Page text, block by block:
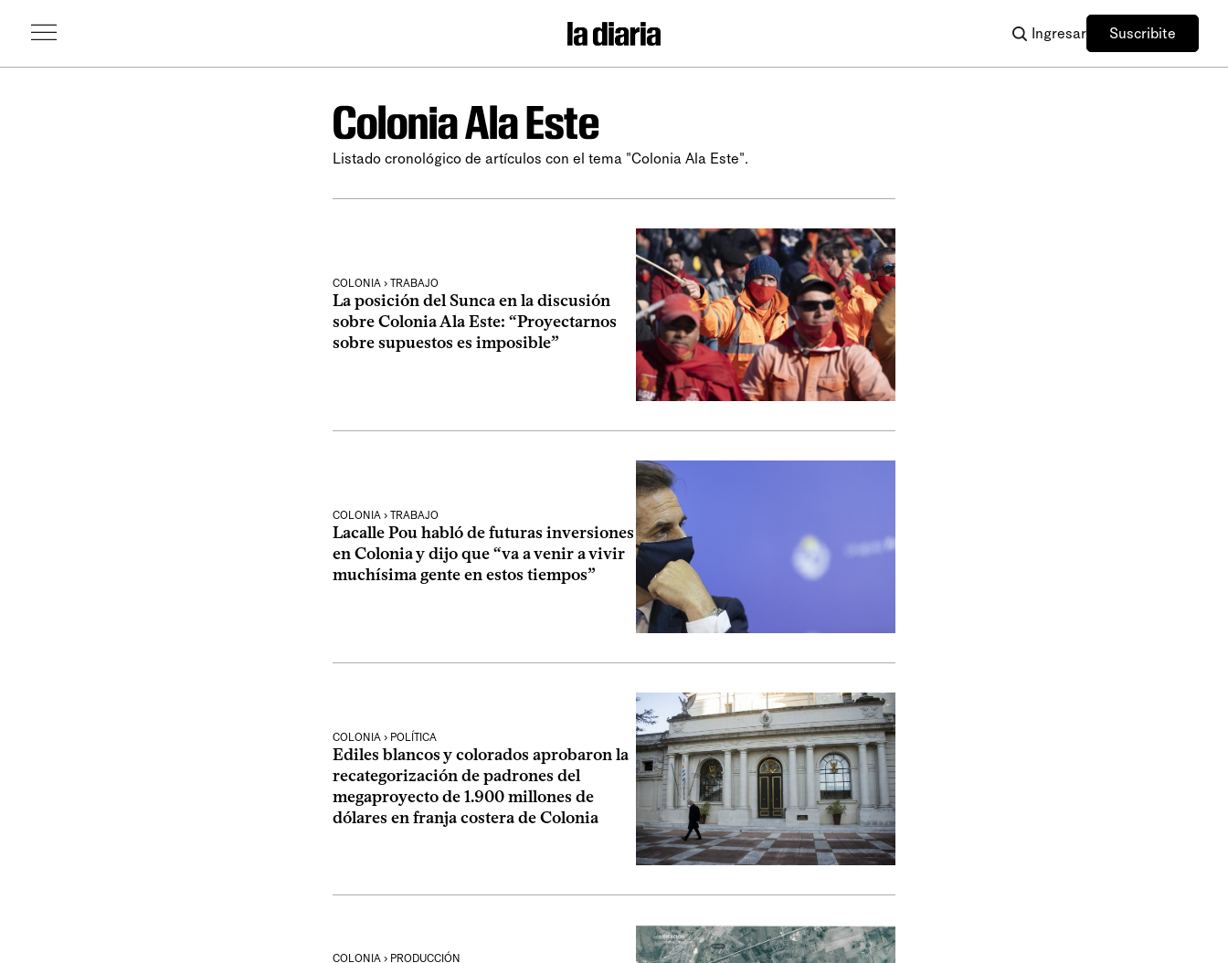
Ingresar Suscribite
Colonia Ala Este
Listado cronológico de artículos con el tema "Colonia Ala Este".
COLONIA › TRABAJO
La posición del Sunca en la discusión
sobre Colonia Ala Este: “Proyectarnos
sobre supuestos es imposible”
COLONIA › TRABAJO
Lacalle Pou habló de futuras inversiones
en Colonia y dijo que “va a venir a vivir
muchísima gente en estos tiempos”
COLONIA › POLÍTICA
Ediles blancos y colorados aprobaron la
recategorización de padrones del
megaproyecto de 1.900 millones de
dólares en franja costera de Colonia
COLONIA › PRODUCCIÓN